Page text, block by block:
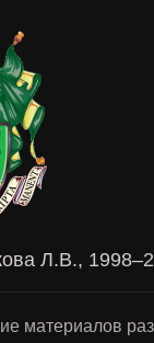
Л.В.,
материалов